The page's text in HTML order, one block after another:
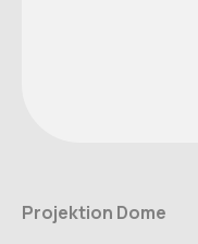
Projektion Dome